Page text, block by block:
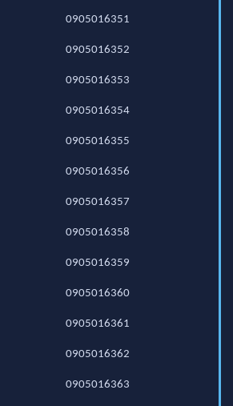
0905016351
0905016352
0905016353
0905016354
0905016355
0905016356
0905016357
0905016358
0905016359
0905016360
0905016361
0905016362
0905016363